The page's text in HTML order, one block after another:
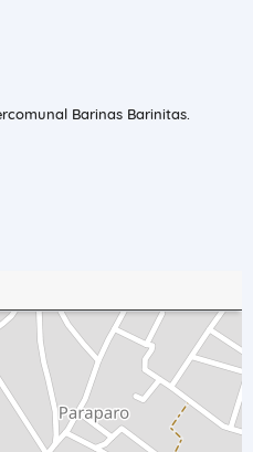
Barinas Barinitas.